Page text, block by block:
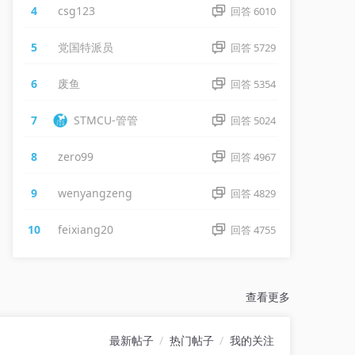
4 csg123 回答6010
5 党国特派员 回答 5729
6 废鱼 回答 5354
7 STMCU-管管 回答 5024
8 zero99 回答4967
9 wenyangzeng 回答4829
10 feixiang20 回答4755
查看更多
最新帖子 热门帖子 我的关注